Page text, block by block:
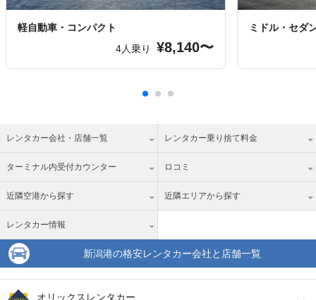
軽自動車・コンパクト
4人乗り
¥8,140〜
ミドル・セダ
レンタカー会社・店舗一覧 レンタカー乗り捨て料金
ターミナル内受付カウンター ロコミ
近隣空港から探す 近隣エリアから探す
レンタカー情報
新潟港の格安レンタカー会社と店舗一覧
オリックスレンタカー